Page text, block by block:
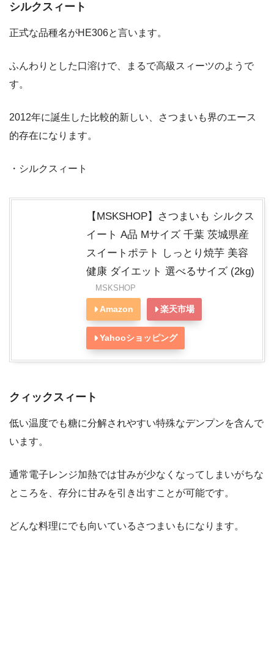
シルクスィート
正式な品種名がHE306と言います。
ふんわりとした口溶けで、まるで高級スィーツのようで
す。
2012年に誕生した比較的新しい、さつまいも界のエース
的存在になります。
・シルクスィート
【MSKSHOP】さつまいも シルクス
イート A品 Mサイズ 千葉 茨城県産
スイートポテト しっとり焼芋 美容
健康 ダイエット 選べるサイズ (2kg)
MSKSHOP
Amazon 楽天市場
Yahooショッピング
クィックスィート
低い温度でも糖に分解されやすい特殊なデンプンを含んで
います。
通常電子レンジ加熱では甘みが少なくなってしまいがちな
ところを、存分に甘みを引き出すことが可能です。
どんな料理にでも向いているさつまいもになります。